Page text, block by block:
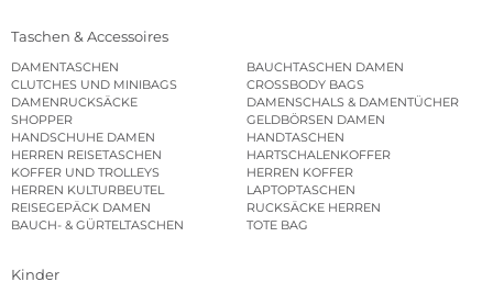
Taschen & Accessoires
DAMENTASCHEN
BAUCHTASCHEN DAMEN
CLUTCHES UND MINIBAGS
CROSSBODY BAGS
DAMENRUCKSÄCKE
DAMENSCHALS & DAMENTÜCHER
SHOPPER
GELDBÖRSEN DAMEN
HANDSCHUHE DAMEN
HANDTASCHEN
HERREN REISETASCHEN
HARTSCHALENKOFFER
KOFFER UND TROLLEYS
HERREN KOFFER
HERREN KULTURBEUTEL
LAPTOPTASCHEN
REISEGEPÄCK DAMEN
RUCKSÄCKE HERREN
BAUCH- & GÜRTELTASCHEN
TOTE BAG
Kinder